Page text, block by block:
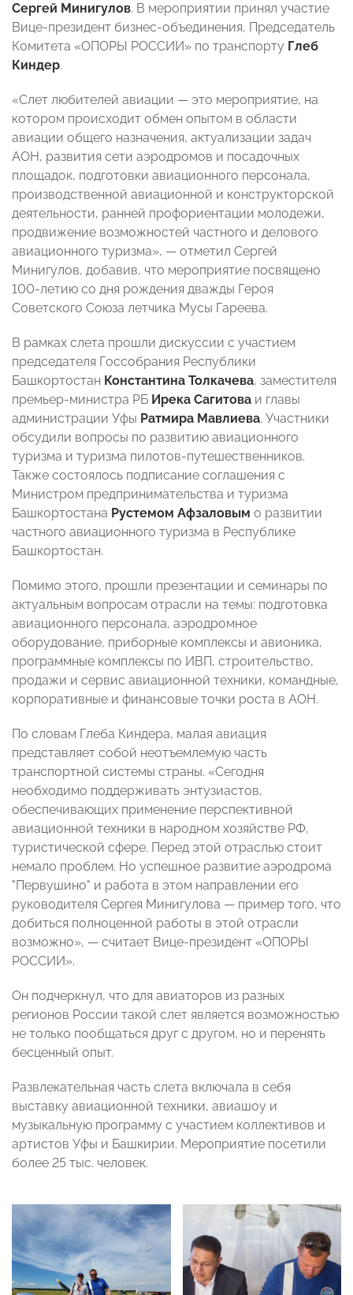
Сергей Минигулов. В мероприятии принял участие
Вице-президент бизнес-объединения, Председатель
Комитета «ОПОРЫ РОССИИ» по транспорту Глеб
Киндер.
«Слет любителей авиации — это мероприятие, на
котором происходит обмен опытом в области
авиации общего назначения, актуализации задач
АОН, развития сети аэродромов и посадочных
площадок, подготовки авиационного персонала,
производственной авиационной и конструкторской
деятельности, ранней профориентации молодежи,
продвижение возможностей частного и делового
авиационного туризма», — отметил Сергей
Минигулов, добавив, что мероприятие посвящено
100-летию со дня рождения дважды Героя
Советского Союза летчика Мусы Гареева.
В рамках слета прошли дискуссии с участием
председателя Госсобрания Республики
Башкортостан Константина Толкачева, заместителя
премьер-министра РБ Ирека Сагитова и главы
администрации Уфы Ратмира Мавлиева. Участники
обсудили вопросы по развитию авиационного
туризма и туризма пилотов-путешественников.
Также состоялось подписание соглашения с
Министром предпринимательства и туризма
Башкортостана Рустемом Афзаловым о развитии
частного авиационного туризма в Республике
Башкортостан.
Помимо этого, прошли презентации и семинары по
актуальным вопросам отрасли на темы: подготовка
авиационного персонала, аэродромное
оборудование, приборные комплексы и авионика,
программные комплексы по ИВП, строительство,
продажи и сервис авиационной техники, командные,
корпоративные и финансовые точки роста в АОН.
По словам Глеба Киндера, малая авиация
представляет собой неотъемлемую часть
транспортной системы страны. «Сегодня
необходимо поддерживать энтузиастов,
обеспечивающих применение перспективной
авиационной техники в народном хозяйстве РФ,
туристической сфере. Перед этой отраслью стоит
немало проблем. Но успешное развитие аэродрома
"Первушино" и работа в этом направлении его
руководителя Сергея Минигулова — пример того, что
добиться полноценной работы в этой отрасли
возможно», — считает Вице-президент «ОПОРЫ
РОССИИ».
Он подчеркнул, что для авиаторов из разных
регионов России такой слет является возможностью
не только пообщаться друг с другом, но и перенять
бесценный опыт.
Развлекательная часть слета включала в себя
выставку авиационной техники, авиашоу и
музыкальную программу с участием коллективов и
артистов Уфы и Башкирии. Мероприятие посетили
более 25 тыс. человек.